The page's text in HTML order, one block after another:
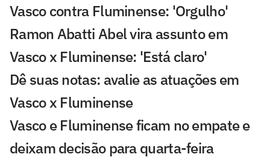
Vasco contra Fluminense: 'Orgulho'
Ramon Abatti Abel vira assunto em
Vasco x Fluminense: 'Está claro'
Dê suas notas: avalie as atuações em
Vasco x Fluminense
Vasco e Fluminense ficam no empate e
deixam decisão para quarta-feira